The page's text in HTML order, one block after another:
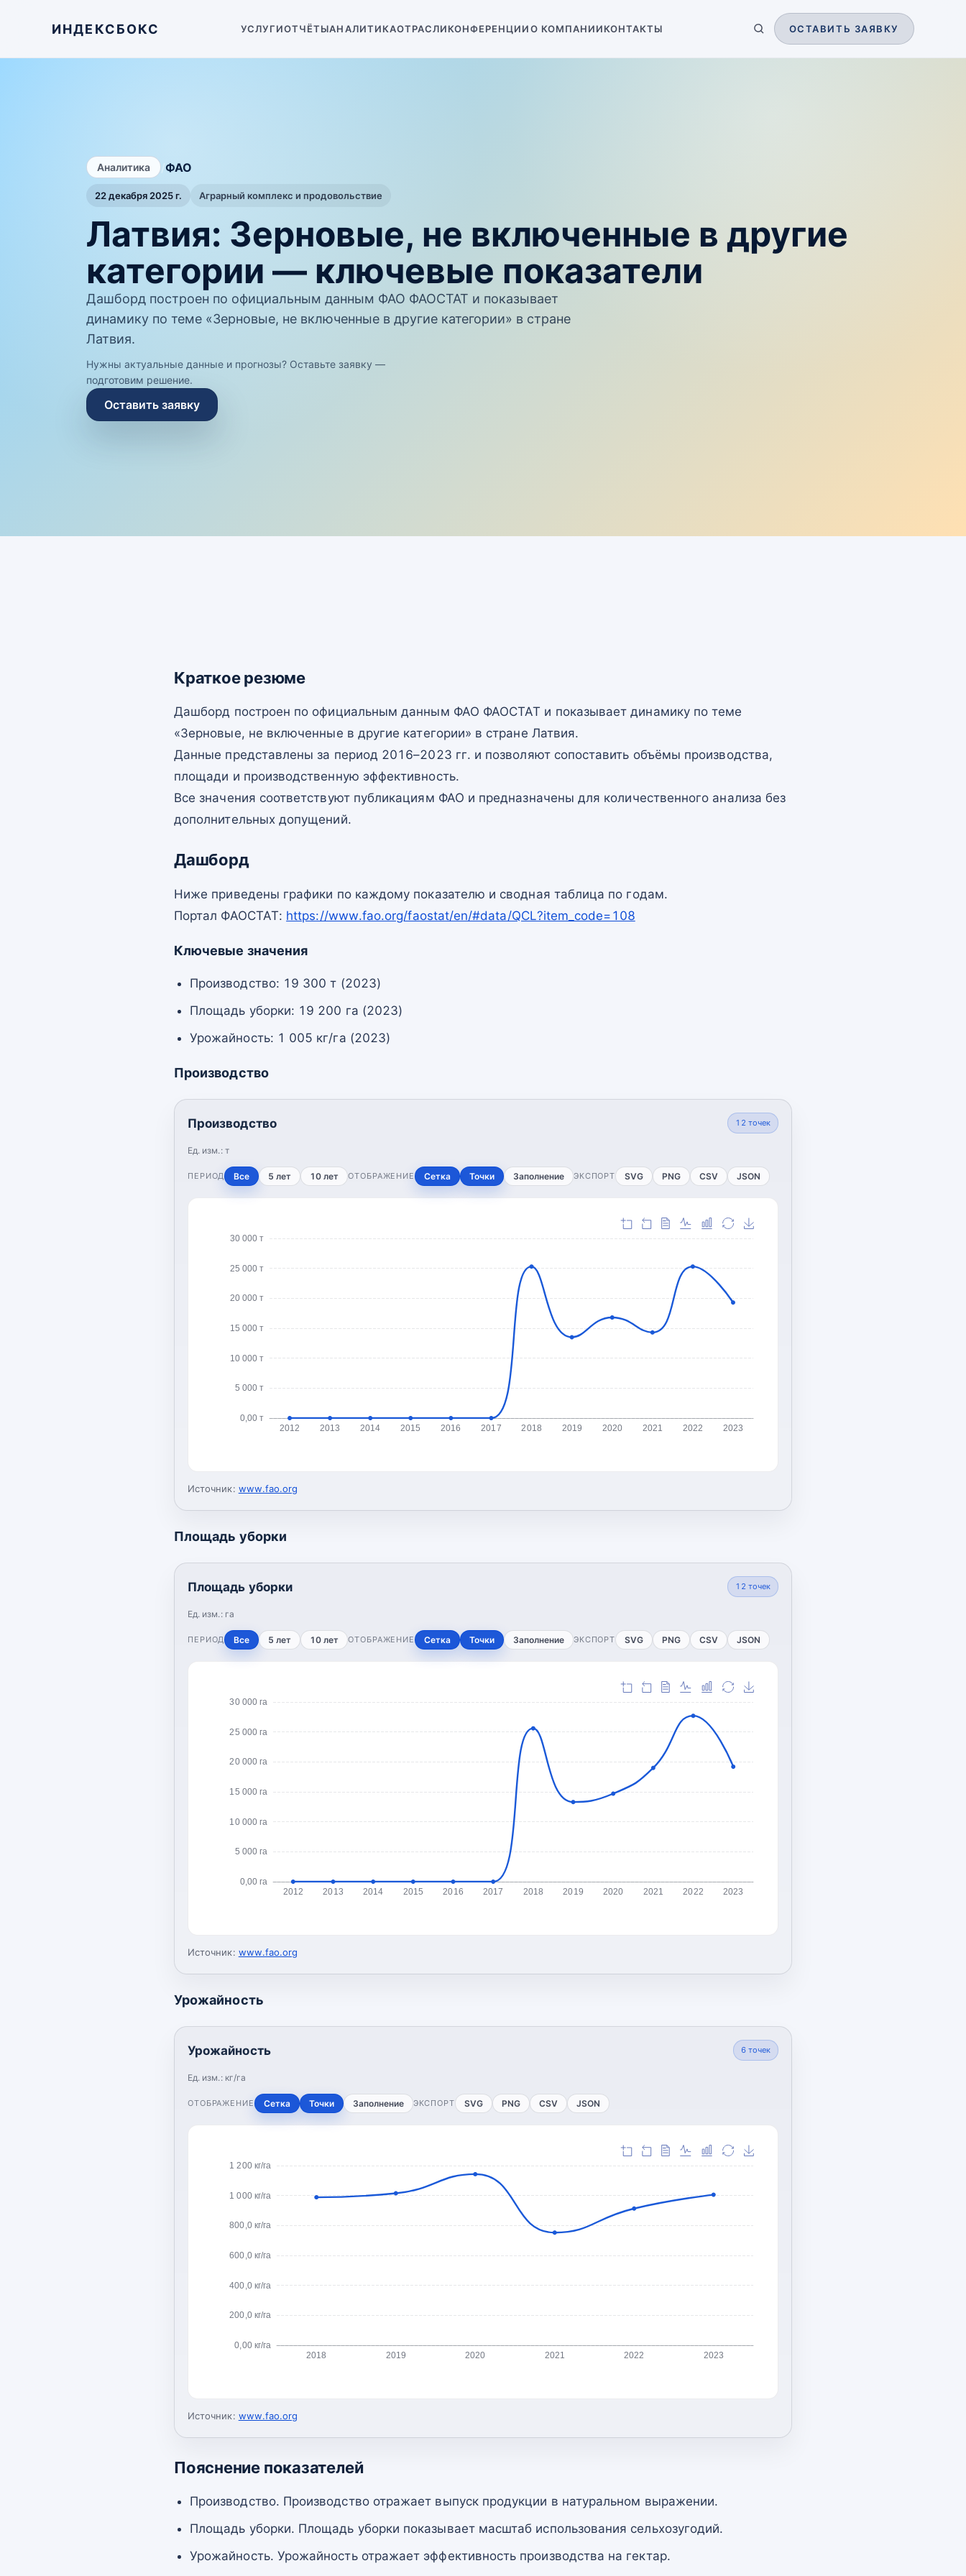
ИНДЕКСБОКС УСЛУГИОТЧЁТЫАНАЛИТИКАОТРАСЛИКОНФЕРЕНЦИИО КОМПАНИИКОНТАКТЫ ОСТАВИТЬ ЗАЯВКУ
Аналитика /ФАО
22 декабря 2025 г. Аграрный комплекс и продовольствие
Латвия: Зерновые, не включенные в другие
категории — ключевые показатели
Дашборд построен по официальным данным ФАО ФАОСТАТ и показывает
динамику по теме «Зерновые, не включенные в другие категории» в стране
Латвия.
Нужны актуальные данные и прогнозы? Оставьте заявку —
подготовим решение.
Оставить заявку
Краткое резюме
Дашборд построен по официальным данным ФАО ФАОСТАТ и показывает динамику по теме
«Зерновые, не включенные в другие категории» в стране Латвия.
Данные представлены за период 2016–2023 гг. и позволяют сопоставить объёмы производства,
площади и производственную эффективность.
Все значения соответствуют публикациям ФАО и предназначены для количественного анализа без
дополнительных допущений.
Дашборд
Ниже приведены графики по каждому показателю и сводная таблица по годам.
Портал ФАОСТАТ: https://www.fao.org/faostat/en/#data/QCL?item_code=108
Ключевые значения
Производство: 19 300 т (2023)
Площадь уборки: 19 200 га (2023)
Урожайность: 1 005 кг/га (2023)
Производство
Производство
Ед. изм.: т
12 точек
ПЕРИОД Все 5 лет 10 лет ОТОБРАЖЕНИЕ Сетка Точки Заполнение ЭКСПОРТ SVG PNG CSV JSON
0,00 т
5 000 т
10 000 т
15 000 т
20 000 т
25 000 т
30 000 т
2012 2013 2014 2015 2016 2017 2018 2019 2020 2021 2022 2023
Источник: www.fao.org
Площадь уборки
Площадь уборки
Ед. изм.: га
12 точек
ПЕРИОД Все 5 лет 10 лет ОТОБРАЖЕНИЕ Сетка Точки Заполнение ЭКСПОРТ SVG PNG CSV JSON
0,00 га
5 000 га
10 000 га
15 000 га
20 000 га
25 000 га
30 000 га
2012 2013 2014 2015 2016 2017 2018 2019 2020 2021 2022 2023
Источник: www.fao.org
Урожайность
Урожайность
Ед. изм.: кг/га
6точек
ОТОБРАЖЕНИЕ Сетка Точки Заполнение ЭКСПОРТ SVG PNG CSV JSON
0,00 кг/га
200,0 кг/га
400,0 кг/га
600,0 кг/га
800,0 кг/га
1 000 кг/га
1 200 кг/га
2018 2019 2020 2021 2022 2023
Источник: www.fao.org
Пояснение показателей
Производство. Производство отражает выпуск продукции в натуральном выражении.
Площадь уборки. Площадь уборки показывает масштаб использования сельхозугодий.
Урожайность. Урожайность отражает эффективность производства на гектар.